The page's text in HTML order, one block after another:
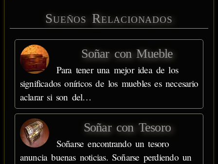
Sueños Relacionados
Soñar con Mueble
Para tener una mejor idea de los
significados oníricos de los muebles es necesario
aclarar si son del…
Soñar con Tesoro
Soñarse encontrando un tesoro
anuncia buenas noticias. Soñarse perdiendo un